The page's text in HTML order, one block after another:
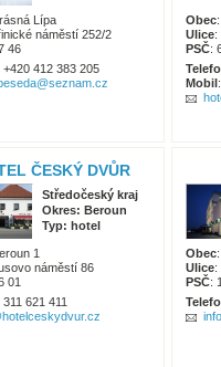
Lípa
náměstí 252/2
46
+420 412 383 205
Obec
Ulice:
PSČ:
Mobil
ČESKÝ DVŮR
Středočeský kraj
Okres: Beroun
Typ: hotel
1
náměstí 86
01
311 621 411
Obec
Ulice:
PSČ: